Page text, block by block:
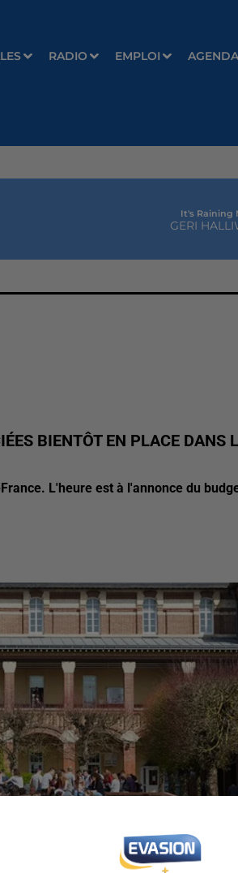
RADIO EMPLOI AGENDA
It's Raining
GERI
BIENTÔT EN PLACE DANS
L'heure est à l'annonce du